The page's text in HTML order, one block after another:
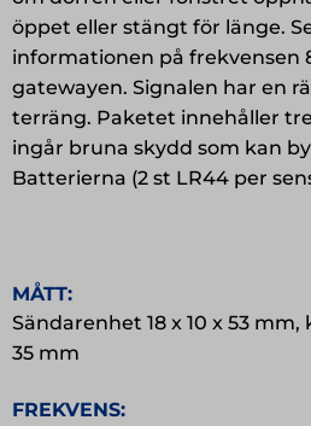
öppet eller stängt för länge.
informationen på frekvensen
gatewayen. Signalen har en
terräng. Paketet innehåller
ingår bruna skydd som kan
Batterierna (2 st LR44 per
MÅTT:
Sändarenhet 18 x 10 x 53 mm,
35 mm
FREKVENS: